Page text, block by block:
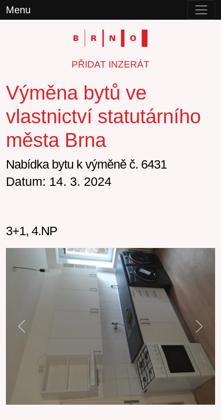
Menu
PŘIDAT INZERÁT
Výměna bytů ve
vlastnictví statutárního
města Brna
Nabídka bytu k výměně č. 6431
Datum: 14. 3. 2024
3+1, 4.NP
Previous Next